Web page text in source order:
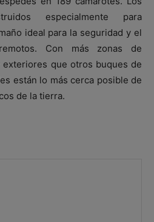
especialmente para
ideal para la seguridad y el
Con más zonas de
que otros buques de
están lo más cerca posible de
de la tierra.